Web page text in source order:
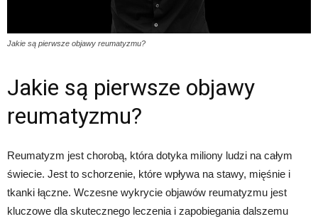
Jakie są pierwsze objawy reumatyzmu?
Jakie są pierwsze objawy
reumatyzmu?
Reumatyzm jest chorobą, która dotyka miliony ludzi na całym
świecie. Jest to schorzenie, które wpływa na stawy, mięśnie i
tkanki łączne. Wczesne wykrycie objawów reumatyzmu jest
kluczowe dla skutecznego leczenia i zapobiegania dalszemu